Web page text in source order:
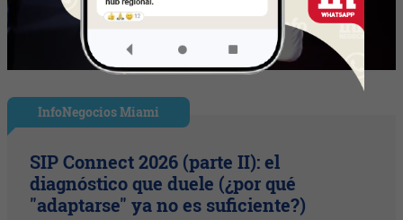
InfoNegocios Miami
SIP Connect 2026 (parte II): el
diagnóstico que duele (¿por qué
"adaptarse" ya no es suficiente?)